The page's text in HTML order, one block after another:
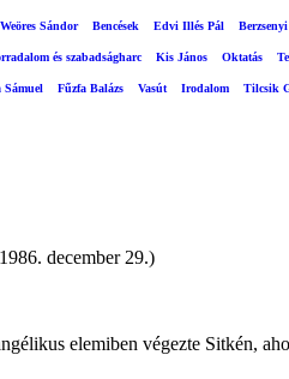
Weöres Sándor Bencések Edvi Illés Pál
és szabadságharc Kis János Oktatás
Sámuel Fűzfa Balázs Vasút Irodalom Tilcsik
december 29.)
elemiben végezte Sitkén,